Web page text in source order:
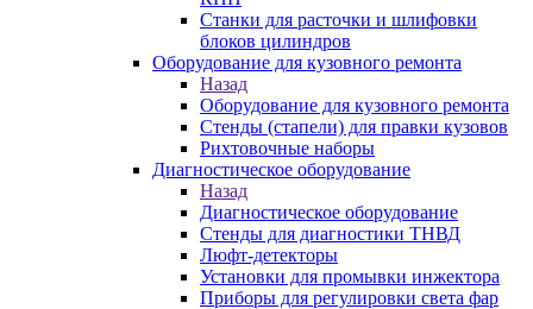
Станки для расточки и шлифовки
блоков цилиндров
Оборудование для кузовного ремонта
Назад
Оборудование для кузовного ремонта
Стенды (стапели) для правки кузовов
Рихтовочные наборы
Диагностическое оборудование
Назад
Диагностическое оборудование
Стенды для диагностики ТНВД
Люфт-детекторы
Установки для промывки инжектора
Приборы для регулировки света фар